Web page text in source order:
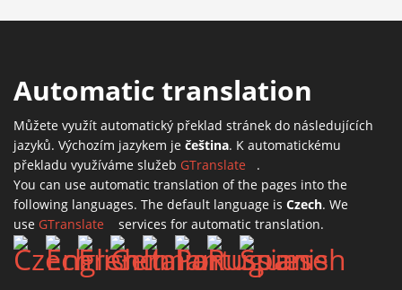
Automatic translation
Můžete využít automatický překlad stránek do následujících
jazyků. Výchozím jazykem je čeština. K automatickému
překladu využíváme služeb GTranslate (link is external)
.
You can use automatic translation of the pages into the
following languages. The default language is Czech. We
use GTranslate (link is external)
services for automatic translation.